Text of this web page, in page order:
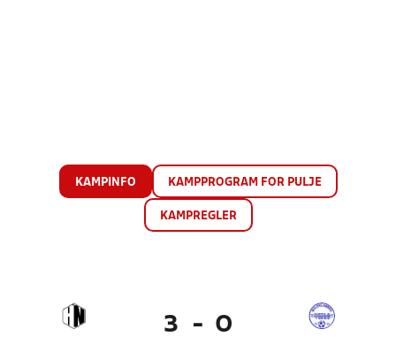
KAMPINFO KAMPPROGRAM FOR PULJE
KAMPREGLER
3 - 0